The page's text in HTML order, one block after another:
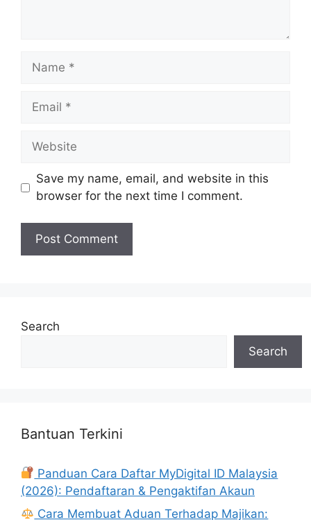
Name
Email
Website
Save my name, email, and website in this
browser for the next time I comment.
Search
Search
Bantuan Terkini
Panduan Cara Daftar MyDigital ID Malaysia
(2026): Pendaftaran & Pengaktifan Akaun
Cara Membuat Aduan Terhadap Majikan: